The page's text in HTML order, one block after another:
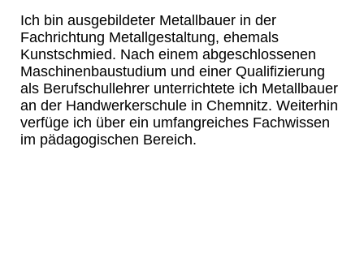
Ich bin ausgebildeter Metallbauer in der
Fachrichtung Metallgestaltung, ehemals
Kunstschmied. Nach einem abgeschlossenen
Maschinenbaustudium und einer Qualifizierung
als Berufschullehrer unterrichtete ich Metallbauer
an der Handwerkerschule in Chemnitz. Weiterhin
verfüge ich über ein umfangreiches Fachwissen
im pädagogischen Bereich.